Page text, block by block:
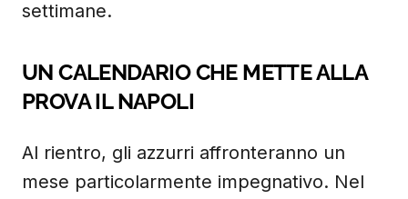
settimane.
UN CALENDARIO CHE METTE ALLA
PROVA IL NAPOLI
Al rientro, gli azzurri affronteranno un
mese particolarmente impegnativo. Nel